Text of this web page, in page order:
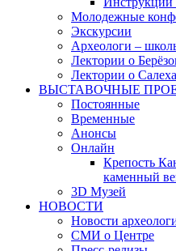
Молодежные
Экскурсии
Археологи –
Лектории о
Лектории о
ВЫСТАВОЧНЫЕ
Постоянные
Временные
Анонсы
Онлайн
Крепость
каменный
3D Музей
НОВОСТИ
Новости
СМИ о Центре